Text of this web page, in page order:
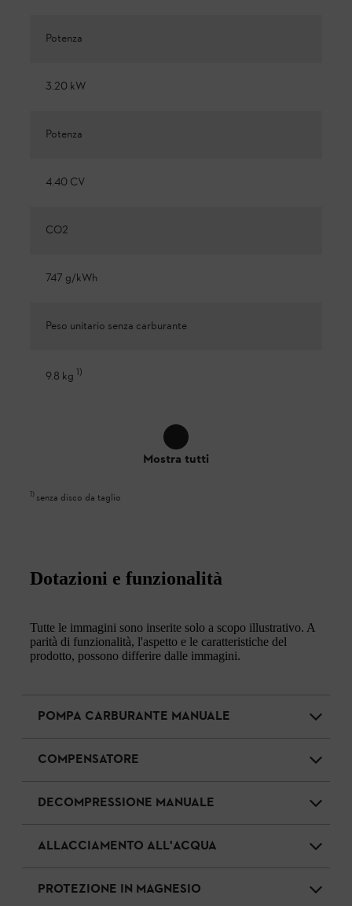
Potenza
3.20 kW
Potenza
4.40 CV
CO2
747 g/kWh
Peso unitario senza carburante
9.8 kg 1)
Mostra tutti
1) senza disco da taglio
Dotazioni e funzionalità
Tutte le immagini sono inserite solo a scopo illustrativo. A
parità di funzionalità, l'aspetto e le caratteristiche del
prodotto, possono differire dalle immagini.
POMPA CARBURANTE MANUALE
COMPENSATORE
DECOMPRESSIONE MANUALE
ALLACCIAMENTO ALL'ACQUA
PROTEZIONE IN MAGNESIO